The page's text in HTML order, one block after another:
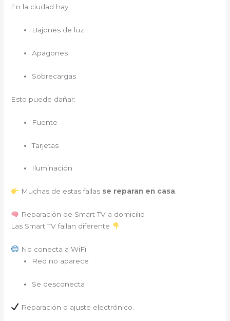
En la ciudad hay:
Bajones de luz
Apagones
Sobrecargas
Esto puede dañar:
Fuente
Tarjetas
Iluminación
Muchas de estas fallas se reparan en casa.
Reparación de Smart TV a domicilio
Las Smart TV fallan diferente
No conecta a WiFi
Red no aparece
Se desconecta
Reparación o ajuste electrónico.